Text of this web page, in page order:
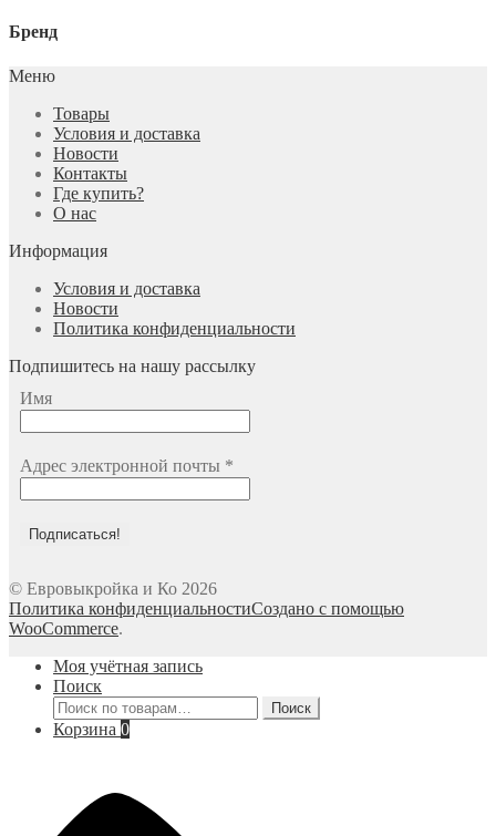
Бренд
Меню
Товары
Условия и доставка
Новости
Контакты
Где купить?
О нас
Информация
Условия и доставка
Новости
Политика конфиденциальности
Подпишитесь на нашу рассылку
Имя
Адрес электронной почты *
© Евровыкройка и Ко 2026
Политика конфиденциальностиСоздано с помощью
WooCommerce.
Моя учётная запись
Поиск
Искать:
Поиск
Корзина 0